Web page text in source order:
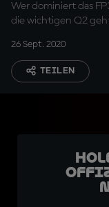
Wer dominiert das
die wichtigen Q2
26 Sept. 2020
TEILEN